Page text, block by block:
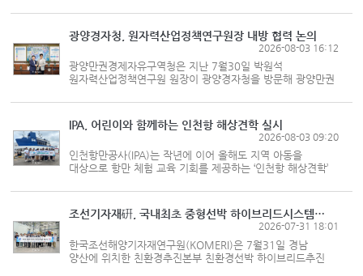
공급망 위기 상황을 공유했다고 밝혔다. 29일 열린 KR
싱가포르 기술세미나엔 이그제...
광양경자청, 원자력산업정책연구원장 내방 협력 논의
2026-08-03 16:12
광양만권경제자유구역청은 지난 7월30일 박원석
원자력산업정책연구원 원장이 광양경자청을 방문해 광양만권
원자력산업정책연구원은 원자력산업 분야의 정책 연구를
수행하는 전문기관으로, 발전을 통...
IPA, 어린이와 함께하는 인천항 해상견학 실시
2026-08-03 09:20
인천항만공사(IPA)는 작년에 이어 올해도 지역 아동을
대상으로 항만 체험 교육 기회를 제공하는 ‘인천항 해상견학’
네트워크 행복얼라이언스가 주관하는 ‘행복얼라이언스 스쿨’과
연계 추진됐다. ‘...
조선기자재硏, 국내최초 중형선박 하이브리드시스템 육상실증설비 완비
2026-07-31 18:01
한국조선해양기자재연구원(KOMERI)은 7월31일 경남
양산에 위치한 친환경추진본부 친환경선박 하이브리드추진